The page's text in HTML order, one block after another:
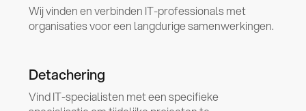
Wij vinden en verbinden IT-professionals met
organisaties voor een langdurige samenwerkingen.
Detachering
Vind IT-specialisten met een specifieke